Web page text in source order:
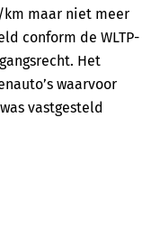
km maar niet meer
conform de WLTP-
Het
waarvoor
vastgesteld